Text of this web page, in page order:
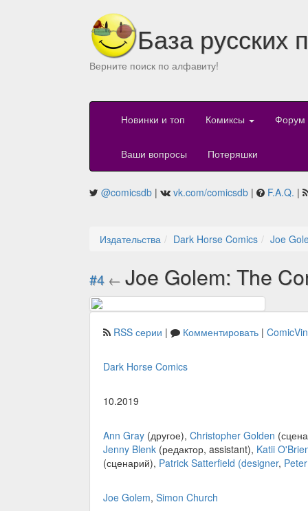
База русских
Верните поиск по алфавиту!
Новинки и топ Комиксы Форум
Ваши вопросы Потеряшки
@comicsdb | vk.com/comicsdb | F.A.Q. |
Издательства Dark Horse Comics Joe
#4 ← Joe Golem: The
RSS серии | Комментировать |
Dark Horse Comics
10.2019
Ann Gray (другое), Christopher Golden
Jenny Blenk (редактор, assistant), Katii
(сценарий), Patrick Satterfield (designer,
Joe Golem, Simon Church